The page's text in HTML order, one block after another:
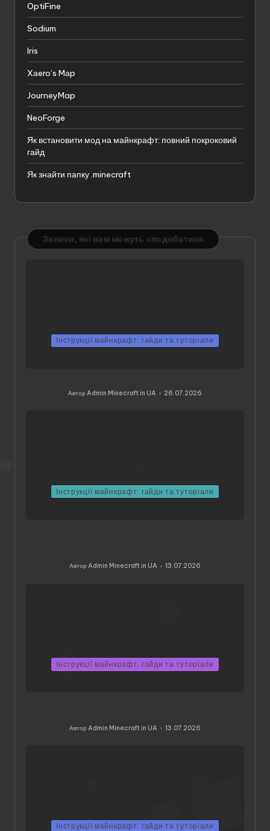
OptiFine
Sodium
Iris
Xаero’s Mаp
JourneyMap
NeoForge
Як встановити мод на майнкрафт: повний покроковий
гайд
Як знайти папку .minecraft
Записи, які вам можуть сподобатися
Інструкції майнкрафт: гайди та туторіали
Опубліковано
АвторAdmin Minecraft in UA 26.07.2026
Інструкції майнкрафт: гайди та туторіали
Опубліковано
АвторAdmin Minecraft in UA 13.07.2026
Інструкції майнкрафт: гайди та туторіали
Опубліковано
АвторAdmin Minecraft in UA 13.07.2026
Інструкції майнкрафт: гайди та туторіали